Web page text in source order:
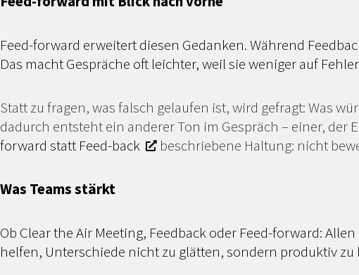
Feed-forward erweitert diesen Gedanken. Während
Das macht Gespräche oft leichter, weil sie weniger auf
Statt zu fragen, was falsch gelaufen ist, wird gefragt: Was
dadurch entsteht ein anderer Ton im Gespräch – einer,
forward statt Feed-back
beschriebene Haltung: nicht
Was Teams stärkt
Ob Clear the Air Meeting, Feedback oder Feed-forward:
helfen, Unterschiede nicht zu glätten, sondern produktiv